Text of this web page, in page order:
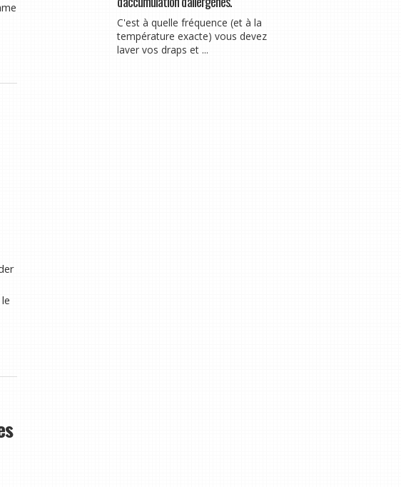
C'est à quelle fréquence (et à la
température exacte) vous devez
laver vos draps et ...